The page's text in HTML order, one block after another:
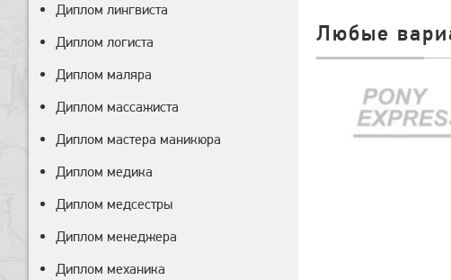
Любые
Диплом лингвиста
Диплом логиста
Диплом маляра
Диплом массажиста
Диплом мастера маникюра
Диплом медика
Диплом медсестры
Диплом менеджера
Диплом механика